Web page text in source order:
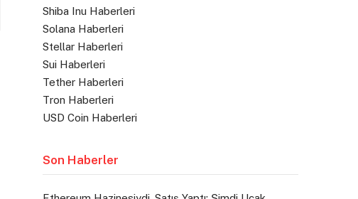
Shiba Inu Haberleri
Solana Haberleri
Stellar Haberleri
Sui Haberleri
Tether Haberleri
Tron Haberleri
USD Coin Haberleri
Son Haberler